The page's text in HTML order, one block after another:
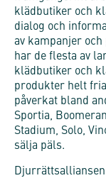
klädbutiker och
dialog och
av kampanjer och
har de flesta av
klädbutiker och
produkter helt
påverkat bland
Sportia,
Stadium, Solo,
sälja päls.